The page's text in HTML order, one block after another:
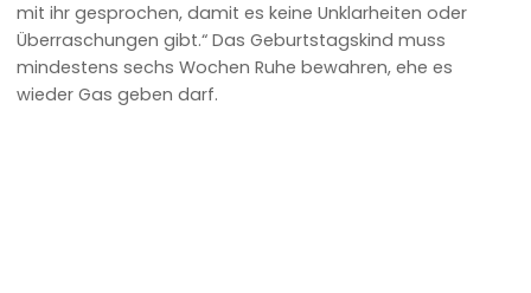
mit ihr gesprochen, damit es keine Unklarheiten oder
Überraschungen gibt.“ Das Geburtstagskind muss
mindestens sechs Wochen Ruhe bewahren, ehe es
wieder Gas geben darf.